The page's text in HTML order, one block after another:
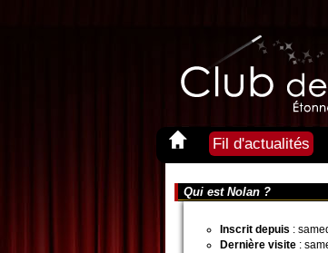
Fil d'actualités
Qui est Nolan ?
Inscrit depuis :
Dernière visite :